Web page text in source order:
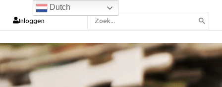
Inloggen
Zoeken
naar:
Dutch